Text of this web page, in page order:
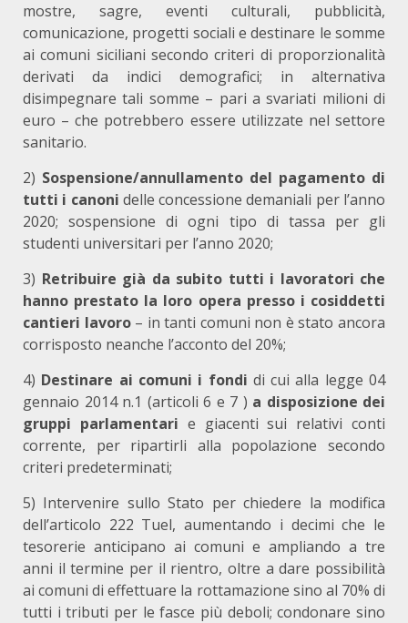
mostre, sagre, eventi culturali, pubblicità,
comunicazione, progetti sociali e destinare le somme
ai comuni siciliani secondo criteri di proporzionalità
derivati da indici demografici; in alternativa
disimpegnare tali somme – pari a svariati milioni di
euro – che potrebbero essere utilizzate nel settore
sanitario.
2) Sospensione/annullamento del pagamento di
tutti i canoni delle concessione demaniali per l’anno
2020; sospensione di ogni tipo di tassa per gli
studenti universitari per l’anno 2020;
3) Retribuire già da subito tutti i lavoratori che
hanno prestato la loro opera presso i cosiddetti
cantieri lavoro– in tanti comuni non è stato ancora
corrisposto neanche l’acconto del 20%;
4) Destinare ai comuni i fondi di cui alla legge 04
gennaio 2014 n.1 (articoli 6 e 7 ) a disposizione dei
gruppi parlamentari e giacenti sui relativi conti
corrente, per ripartirli alla popolazione secondo
criteri predeterminati;
5) Intervenire sullo Stato per chiedere la modifica
dell’articolo 222 Tuel, aumentando i decimi che le
tesorerie anticipano ai comuni e ampliando a tre
anni il termine per il rientro, oltre a dare possibilità
ai comuni di effettuare la rottamazione sino al 70% di
tutti i tributi per le fasce più deboli; condonare sino